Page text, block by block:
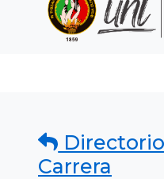
Carrera